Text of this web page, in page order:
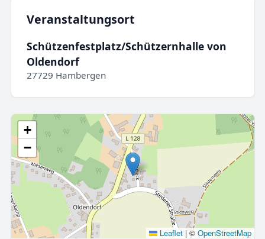
Veranstaltungsort
Schützenfestplatz/Schützernhalle von
Oldendorf
27729 Hambergen
+
−
Leaflet |© OpenStreetMap